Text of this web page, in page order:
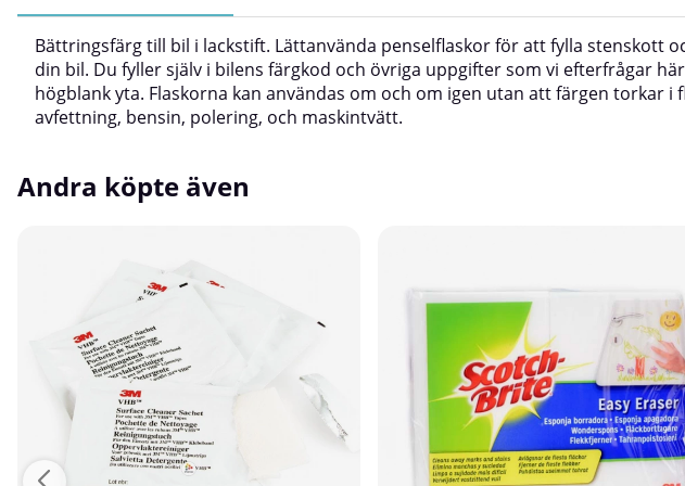
Bättringsfärg till bil i lackstift. Lättanvända penselflaskor för att fylla stenskott
din bil. Du fyller själv i bilens färgkod och övriga uppgifter som vi efterfrågar
högblank yta. Flaskorna kan användas om och om igen utan att färgen
avfettning, bensin, polering, och maskintvätt.
Andra köpte även